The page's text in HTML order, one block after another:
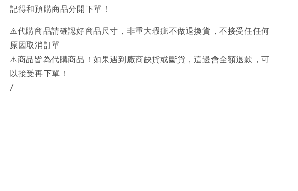
記得和預購商品分開下單！
⚠️代購商品請確認好商品尺寸，非重大瑕疵不做退換貨，不接受任任何
原因取消訂單
⚠️商品皆為代購商品！如果遇到廠商缺貨或斷貨，這邊會全額退款，可
以接受再下單！
/